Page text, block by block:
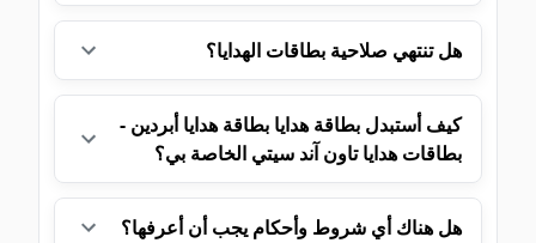
هل تنتهي صلاحية بطاقات الهدايا؟
كيف أستبدل بطاقة هدايا بطاقة هدايا أبردين -
بطاقات هدايا تاون آند سيتي الخاصة بي؟
هل هناك أي شروط وأحكام يجب أن أعرفها؟